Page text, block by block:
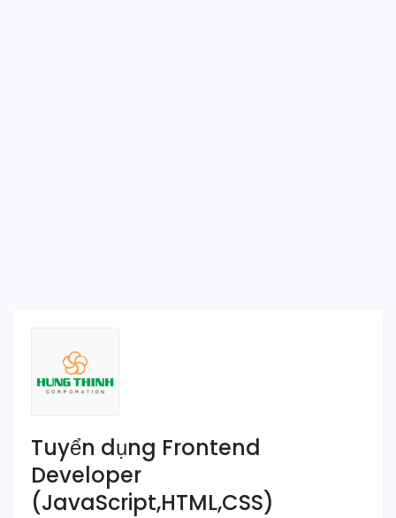
Tuyển dụng Frontend
Developer
(JavaScript,HTML,CSS)